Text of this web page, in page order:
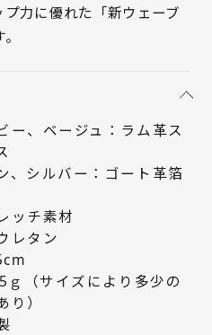
力に優れた「新ウェーブ
ー、ベージュ：ラム革ス
、シルバー：ゴート革箔
ッチ素材
レタン
ｇ（サイズにより多少の
り）